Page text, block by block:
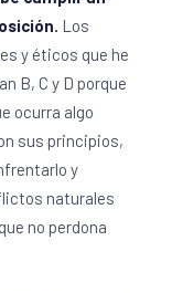
Los
y éticos que he
B, C y D porque
ocurra algo
sus principios,
y
naturales
no perdona